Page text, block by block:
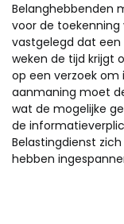
Belanghebbenden
voor de toekenning
vastgelegd dat
weken de tijd krijgt
op een verzoek om
aanmaning moet
wat de mogelijke
de
Belastingdienst
hebben